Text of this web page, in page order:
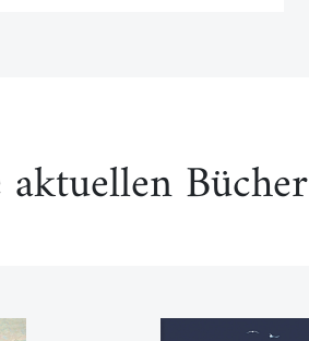
aktuellen Bücher